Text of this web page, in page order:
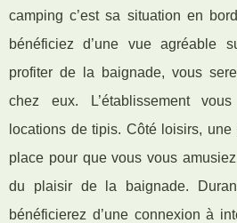
camping c’est sa situation en
bénéficiez d’une vue agréable
profiter de la baignade, vous
chez eux. L’établissement
locations de tipis. Côté loisirs,
place pour que vous vous
du plaisir de la baignade.
bénéficierez d’une connexion à